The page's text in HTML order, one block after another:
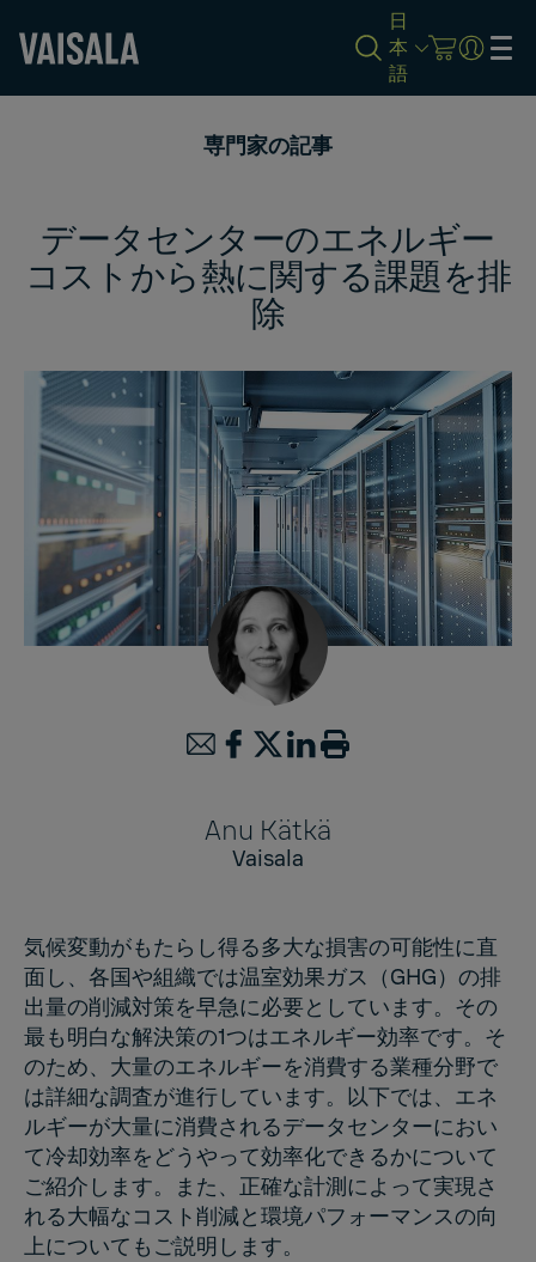
日
本
語
専門家の記事
データセンターのエネルギー
コストから熱に関する課題を排
除
Anu Kätkä
Vaisala
気候変動がもたらし得る多大な損害の可能性に直
面し、各国や組織では温室効果ガス（GHG）の排
出量の削減対策を早急に必要としています。その
最も明白な解決策の1つはエネルギー効率です。そ
のため、大量のエネルギーを消費する業種分野で
は詳細な調査が進行しています。以下では、エネ
ルギーが大量に消費されるデータセンターにおい
て冷却効率をどうやって効率化できるかについて
ご紹介します。また、正確な計測によって実現さ
れる大幅なコスト削減と環境パフォーマンスの向
上についてもご説明します。